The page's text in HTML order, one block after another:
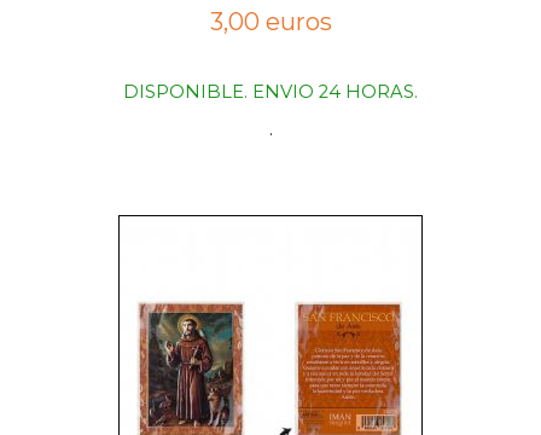
3,00 euros
DISPONIBLE. ENVIO 24 HORAS.
.